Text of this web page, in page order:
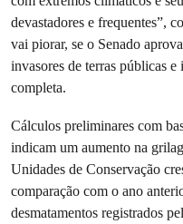
devastadores e frequentes”,
vai piorar, se o Senado
invasores de terras públicas
completa.
Cálculos preliminares com
indicam um aumento na
Unidades de Conservação
comparação com o ano
desmatamentos registrados